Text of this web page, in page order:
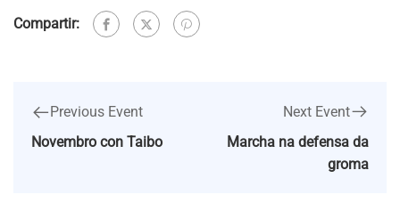
Compartir:
Previous Event
Novembro con Taibo
Next Event
Marcha na defensa da
groma